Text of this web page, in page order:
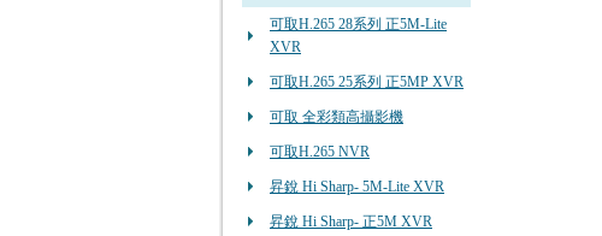
可取H.265 28系列 正5M-Lite
XVR
可取H.265 25系列 正5MP XVR
可取 全彩類高攝影機
可取H.265 NVR
昇銳 Hi Sharp- 5M-Lite XVR
昇銳 Hi Sharp- 正5M XVR